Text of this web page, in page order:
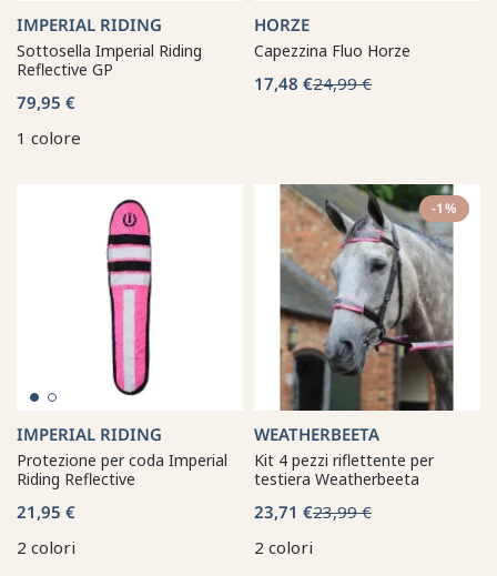
IMPERIAL RIDING
Sottosella Imperial Riding
Reflective GP
79,95 €
1 colore
HORZE
Capezzina Fluo Horze
17,48 €24,99 €
IMPERIAL RIDING
Protezione per coda Imperial
Riding Reflective
21,95 €
2 colori
-1%
WEATHERBEETA
Kit 4 pezzi riflettente per
testiera Weatherbeeta
23,71 €23,99 €
2 colori